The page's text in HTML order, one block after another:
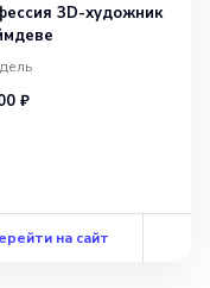
3D-художник
₽
на сайт